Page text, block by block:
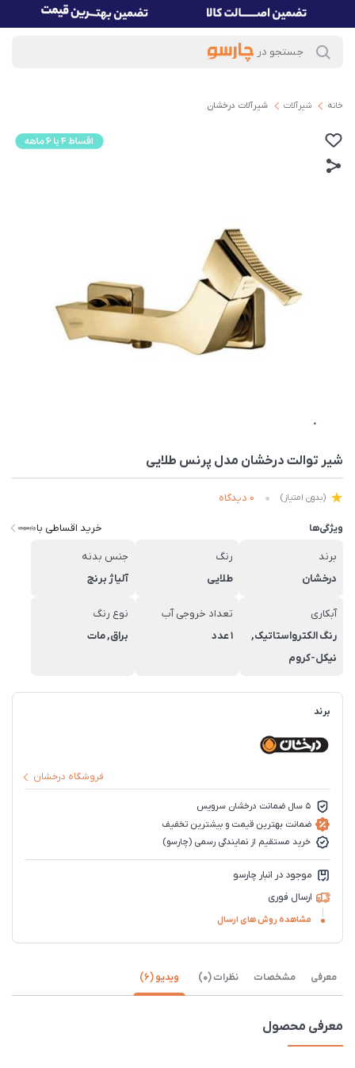
خانه شیرآلات شیرآلات درخشان
شیر توالت درخشان مدل پرنس طلایی
(بدون امتیاز) 0 دیدگاه
ویژگی‌ها خرید اقساطی با
برند
درخشان
رنگ
طلایی
جنس بدنه
آلیاژ برنج
آبکاری
رنگ الکترواستاتیک,
نیکل-کروم
تعداد خروجی آب
1 عدد
نوع رنگ
براق, مات
برند
فروشگاه درخشان
5 سال ضمانت درخشان سرویس
ضمانت بهترین قیمت و بیشترین تخفیف
خرید مستقیم از نمایندگی رسمی (چارسو)
موجود در انبار چارسو
ارسال فوری
مشاهده روش های ارسال
معرفی مشخصات نظرات (0) ویدیو (6)
معرفی محصول